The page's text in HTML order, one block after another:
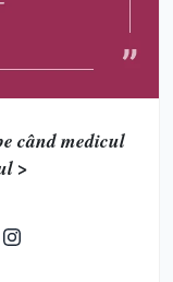
când medicul
>